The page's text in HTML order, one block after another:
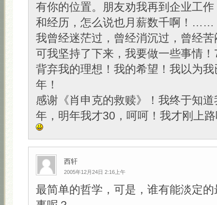
有你的位置。朋友劝我再到企业工
和经历，怎么说也月薪数千啊！……
我曾经迷茫过，曾经消沉过，曾经
可我坚持了下来，我要做一些事情
背弃我的理想！我的希望！我以为
年！
感谢《肖申克的救赎》！我终于知
年，明年我才30，呵呵！我才刚上
西轩
2005年12月24日 2:16上午
最简单的哲学，可是，谁有能淡定